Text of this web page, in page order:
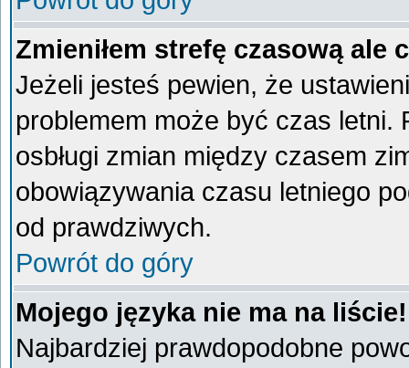
Zmieniłem strefę czasową ale
Jeżeli jesteś pewien, że
problemem może być czas letni.
osbługi zmian między czasem
obowiązywania czasu letniego
od prawdziwych.
Powrót do góry
Mojego języka nie ma na liście!
Najbardziej prawdopodobne